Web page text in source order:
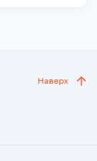
Наверх